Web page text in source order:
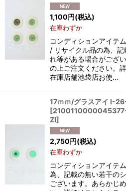
1,100円(税込)
在庫わずか
コンディションアイテ
/ リサイクル品の為、
れ等がある場合がござ
の上ご注文ください。
在庫店舗池袋店お使…
17ｍｍ/グラスアイ I-
[
ZI]
2,750円(税込)
在庫わずか
コンディションアイテ
為、記載の無い若干の
ございます。あらかじ